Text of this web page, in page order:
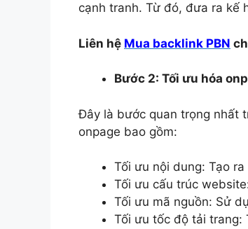
cạnh tranh. Từ đó, đưa ra kế
Liên hệ Mua backlink PBN
Bước 2: Tối ưu hóa
Đây là bước quan trọng nhất
onpage bao gồm:
Tối ưu nội dung: Tạo
Tối ưu cấu trúc
Tối ưu mã nguồn: Sử
Tối ưu tốc độ tải trang: